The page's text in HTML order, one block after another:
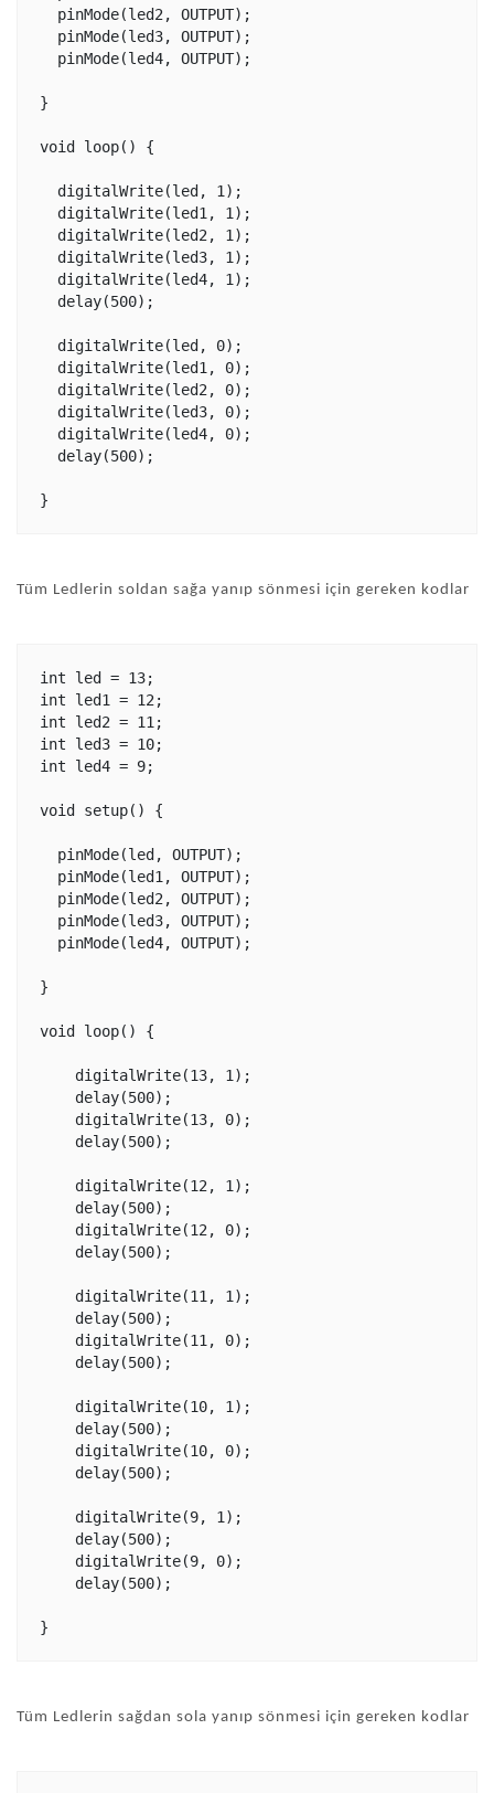
  pinMode(led2, OUTPUT);
  pinMode(led3, OUTPUT);
  pinMode(led4, OUTPUT);
}
void loop() {
  digitalWrite(led, 1);
  digitalWrite(led1, 1);
  digitalWrite(led2, 1);
  digitalWrite(led3, 1);
  digitalWrite(led4, 1);
  delay(500);
  digitalWrite(led, 0);
  digitalWrite(led1, 0);
  digitalWrite(led2, 0);
  digitalWrite(led3, 0);
  digitalWrite(led4, 0);
  delay(500);
Tüm Ledlerin soldan sağa yanıp sönmesi için gereken kodlar
int led = 13;
int led1 = 12;
int led2 = 11;
int led3 = 10;
int led4 = 9;
void setup() {
  pinMode(led, OUTPUT);
  pinMode(led1, OUTPUT);
  pinMode(led2, OUTPUT);
  pinMode(led3, OUTPUT);
  pinMode(led4, OUTPUT);
}
void loop() {
    digitalWrite(13, 1);
    delay(500);
    digitalWrite(13, 0);
    delay(500);
    digitalWrite(12, 1);
    delay(500);
    digitalWrite(12, 0);
    delay(500);
    digitalWrite(11, 1);
    delay(500);
    digitalWrite(11, 0);
    delay(500);
    digitalWrite(10, 1);
    delay(500);
    digitalWrite(10, 0);
    delay(500);
    digitalWrite(9, 1);
    delay(500);
    digitalWrite(9, 0);
    delay(500);
Tüm Ledlerin sağdan sola yanıp sönmesi için gereken kodlar